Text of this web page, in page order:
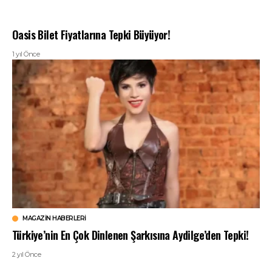
Oasis Bilet Fiyatlarına Tepki Büyüyor!
1 yıl Önce
MAGAZIN HABERLERI
Türkiye’nin En Çok Dinlenen Şarkısına Aydilge’den Tepki!
2 yıl Önce